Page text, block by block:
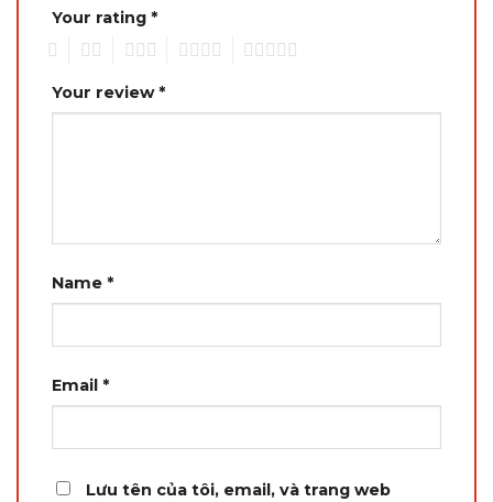
Your rating *
Your review*
Name *
Email *
Lưu tên của tôi, email, và trang web